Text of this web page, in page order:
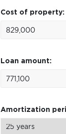
Cost of property:
Loan amount:
Amortization